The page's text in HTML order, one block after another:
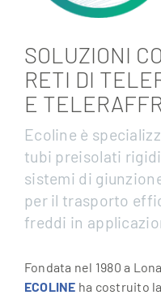
SOLUZIONI
RETI DI
E
Ecoline è
tubi preisolati
sistemi di
per il trasporto
freddi in
Fondata nel 1980 a
ECOLINE ha costruito